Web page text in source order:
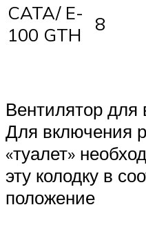
CATA/ E-
100 GTH
8
Вентилятор
Для включения
«туалет»
эту колодку в
положение